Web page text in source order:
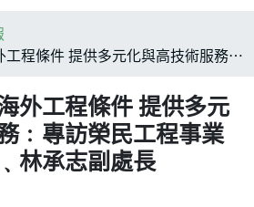
為增强接造福海外工程條件 提供多元化與高技術服務﹕專訪榮民工程事業管理處張溥基﹑林承志副處長
外工程條件 提供多元
﹕專訪榮民工程事業
林承志副處長